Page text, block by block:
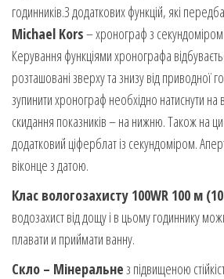
годинників.З додаткових функцій, які
Michael Kors– хронограф з
Керування функціями хронографа
розташовані зверху та знизу від приводної
зупинити хронограф необхідно натиснути
скидання показників – на нижню. Також на
додатковий ціферблат із секундоміром.
віконце з датою.
Клас вологозахисту 100WR 100 м
водозахист від дощу і в цьому годиннику
плавати и приймати ванну.
Скло – Мінеральнез підвищеною